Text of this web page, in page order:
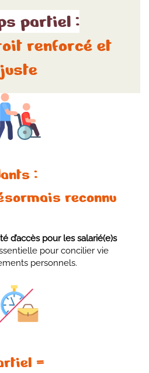
partiel :
renforcé et
:
reconnu
d’accès pour les salarié(e)s
pour concilier vie
personnels.
=